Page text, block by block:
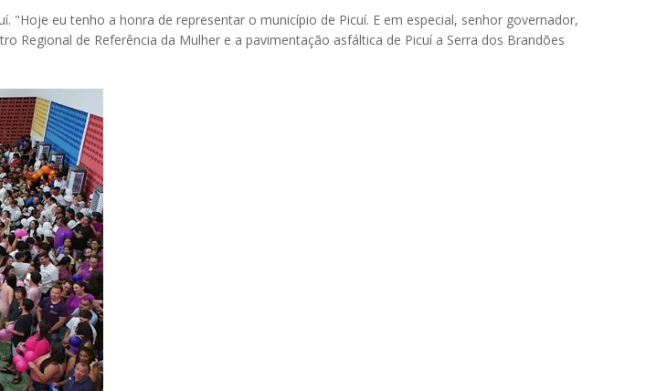
eu tenho a honra de representar o município de Picuí. E em especial, senhor governador,
Regional de Referência da Mulher e a pavimentação asfáltica de Picuí a Serra dos Brandões